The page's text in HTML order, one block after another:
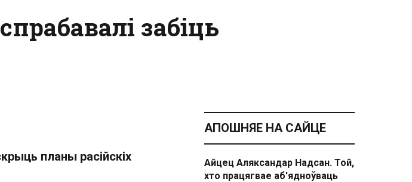
забіць
планы расійскіх
АПОШНЯЕ НА САЙЦЕ
Айцец Аляксандар Надсан. Той,
хто працягвае аб'ядноўваць